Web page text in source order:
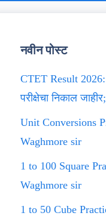
नवीन पोस्ट
CTET Result 2026:
परीक्षेचा निकाल
Unit Conversions
Waghmore sir
1 to 100 Square
Waghmore sir
1 to 50 Cube